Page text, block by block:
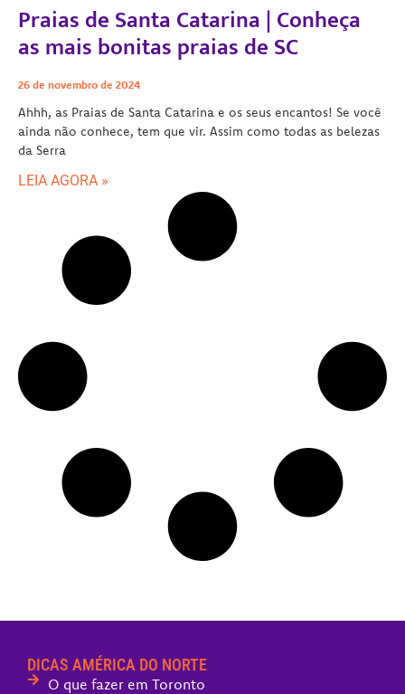
Praias de Santa Catarina | Conheça
as mais bonitas praias de SC
26 de novembro de 2024
Ahhh, as Praias de Santa Catarina e os seus encantos! Se você
ainda não conhece, tem que vir. Assim como todas as belezas
da Serra
LEIA AGORA »
DICAS AMÉRICA DO NORTE
O que fazer em Toronto